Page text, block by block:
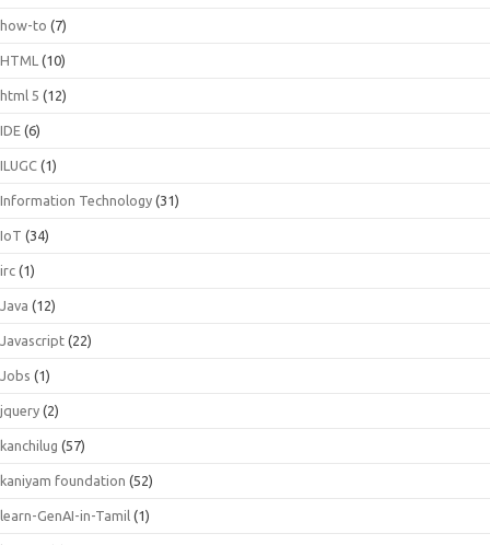
how-to (7)
HTML (10)
html 5 (12)
IDE (6)
ILUGC (1)
Information Technology (31)
IoT (34)
irc (1)
Java (12)
Javascript (22)
Jobs (1)
jquery (2)
kanchilug (57)
kaniyam foundation (52)
learn-GenAI-in-Tamil (1)